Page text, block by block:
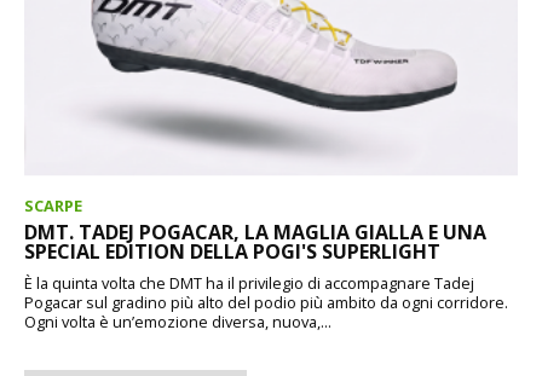
SCARPE
DMT. TADEJ POGACAR, LA MAGLIA GIALLA E UNA
SPECIAL EDITION DELLA POGI'S SUPERLIGHT
È la quinta volta che DMT ha il privilegio di accompagnare Tadej
Pogacar sul gradino più alto del podio più ambito da ogni corridore.
Ogni volta è un’emozione diversa, nuova,...